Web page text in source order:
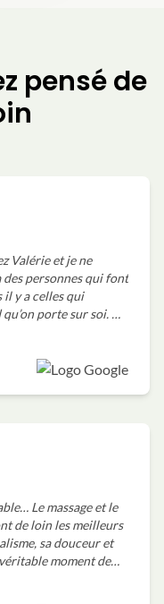
pensé de
Valérie et je ne
des personnes qui font
y a celles qui
porte sur soi. À
soins, l’accueil, les
Le massage et le
de loin les meilleurs
sa douceur et
moment de
précieuse, merci